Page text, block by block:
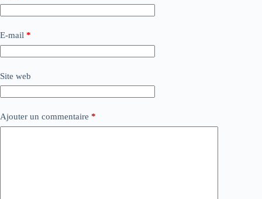
E-mail *
Site web
Ajouter un commentaire *